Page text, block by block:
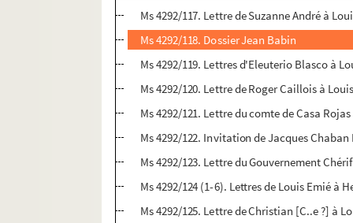
Ms 4292/117. Lettre de Suzanne André à
Ms 4292/118. Dossier Jean Babin
Ms 4292/119. Lettres d'Eleuterio Blasco à
Ms 4292/120. Lettre de Roger Caillois à
Ms 4292/121. Lettre du comte de Casa
Ms 4292/122. Invitation de Jacques
Ms 4292/123. Lettre du Gouvernement
Ms 4292/124 (1-6). Lettres de Louis Emié à
Ms 4292/125. Lettre de Christian [C..e ?] à